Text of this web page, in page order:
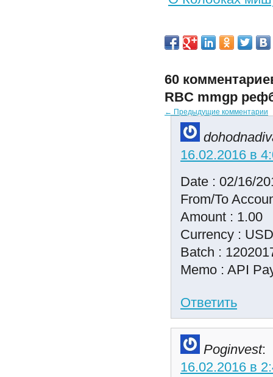
60
RBC mmgp
← Предыдущие комментарии
16.02.2016 в
Date : 02/16/
From/To
Amount : 1.00
Currency : USD
Batch :
Memo : API
Ответить
Poginvest:
16.02.2016 в